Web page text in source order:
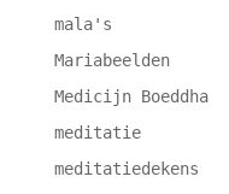
mala's
Mariabeelden
Medicijn Boeddha
meditatie
meditatiedekens